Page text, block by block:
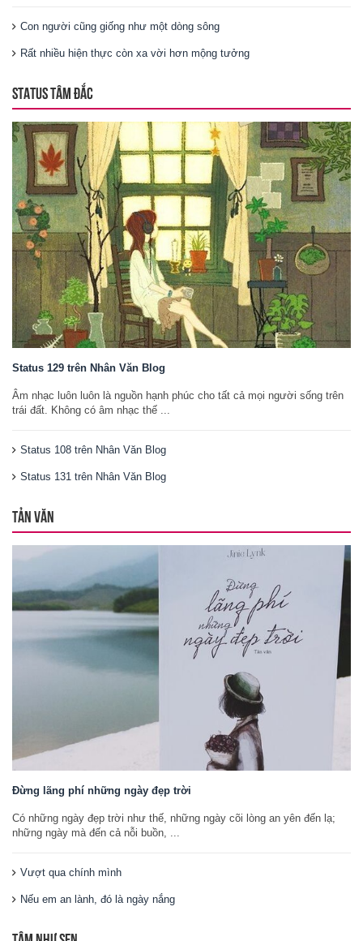
Con người cũng giống như một dòng sông
Rất nhiều hiện thực còn xa vời hơn mộng tưởng
STATUS TÂM ĐẮC
Status 129 trên Nhân Văn Blog
Âm nhạc luôn luôn là nguồn hạnh phúc cho tất cả mọi người sống trên
trái đất. Không có âm nhạc thế ...
Status 108 trên Nhân Văn Blog
Status 131 trên Nhân Văn Blog
TẢN VĂN
Đừng lãng phí những ngày đẹp trời
Có những ngày đẹp trời như thế, những ngày cõi lòng an yên đến lạ;
những ngày mà đến cả nỗi buồn, ...
Vượt qua chính mình
Nếu em an lành, đó là ngày nắng